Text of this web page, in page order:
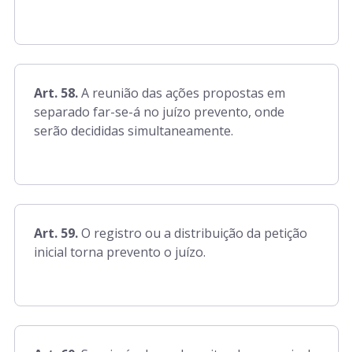
Art. 58.A reunião das ações propostas em
separado far-se-á no juízo prevento, onde
serão decididas simultaneamente.
Art. 59.O registro ou a distribuição da petição
inicial torna prevento o juízo.